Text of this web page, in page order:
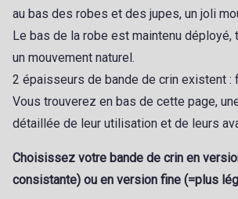
au bas des robes et des jupes, un joli
Le bas de la robe est maintenu déployé,
un mouvement naturel.
2 épaisseurs de bande de crin existent :
Vous trouverez en bas de cette page,
détaillée de leur utilisation et de leurs
Choisissez votre bande de crin en
consistante) ou en version fine (=plus